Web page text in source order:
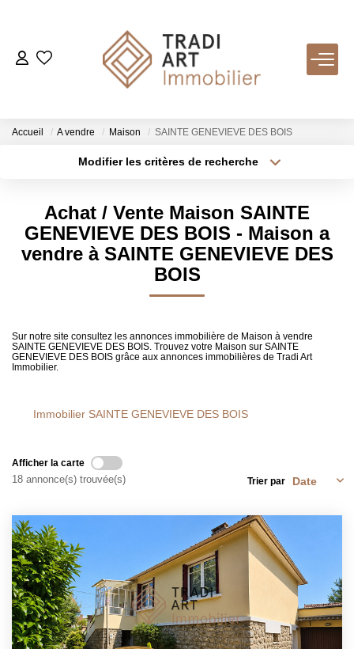
ACHETER
VENDRE
Nos Services
L'AGENCE
NOUS CONTACTER
Accueil A vendre Maison SAINTE GENEVIEVE DES BOIS
Modifier les critères de recherche
Sélectionnez...
Type de bien
Surface min
Achat / Vente Maison SAINTE
GENEVIEVE DES BOIS - Maison a
vendre à SAINTE GENEVIEVE DES
BOIS
Sur notre site consultez les annonces immobilière de Maison à vendre
SAINTE GENEVIEVE DES BOIS. Trouvez votre Maison sur SAINTE
GENEVIEVE DES BOIS grâce aux annonces immobilières de Tradi Art
Immobilier.
Immobilier SAINTE GENEVIEVE DES BOIS
Afficher la carte
18 annonce(s) trouvée(s) Trier par